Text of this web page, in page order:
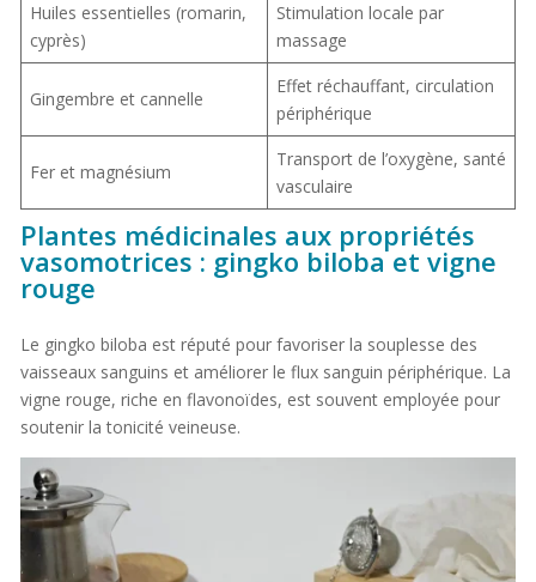
Huiles essentielles (romarin,
cyprès)
Stimulation locale par
massage
Gingembre et cannelle
Effet réchauffant, circulation
périphérique
Fer et magnésium
Transport de l’oxygène, santé
vasculaire
Plantes médicinales aux propriétés
vasomotrices : gingko biloba et vigne
rouge
Le gingko biloba est réputé pour favoriser la souplesse des
vaisseaux sanguins et améliorer le flux sanguin périphérique. La
vigne rouge, riche en flavonoïdes, est souvent employée pour
soutenir la tonicité veineuse.